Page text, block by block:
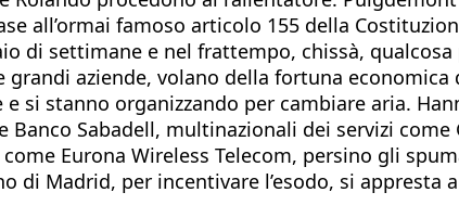
all’ormai famoso articolo 155 della
di settimane e nel frattempo, chissà,
aziende, volano della fortuna
si stanno organizzando per cambiare aria.
Sabadell, multinazionali dei servizi come
Eurona Wireless Telecom, persino gli
di Madrid, per incentivare l’esodo, si